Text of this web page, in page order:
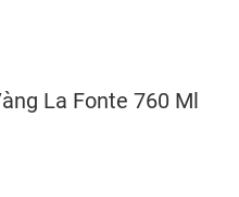
La Fonte 760 Ml